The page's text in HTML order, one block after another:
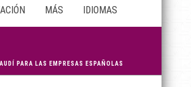
MÁS IDIOMAS
PARA LAS EMPRESAS ESPAÑOLAS